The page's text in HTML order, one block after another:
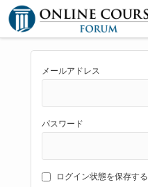
メールアドレス
パスワード
ログイン状態を保存する